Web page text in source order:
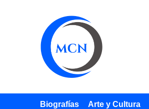
Biografías Arte y Cultura